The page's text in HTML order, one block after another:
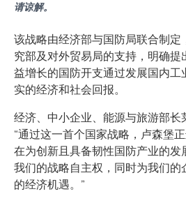
请谅解。
该战略由经济部与国防局联合制定
究部及对外贸易局的支持，明确提
益增长的国防开支通过发展国内工
实的经济和社会回报。
经济、中小企业、能源与旅游部长
“通过这一首个国家战略，卢森堡
在为创新且具备韧性国防产业的发
我们的战略自主权，同时为我们的
的经济机遇。”